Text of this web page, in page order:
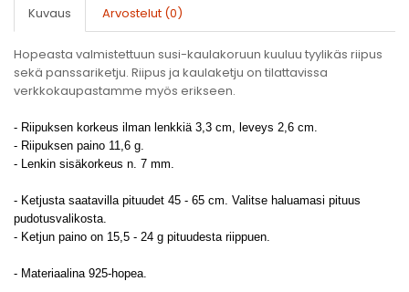
Kuvaus Arvostelut (0)
Hopeasta valmistettuun susi-kaulakoruun kuuluu tyylikäs riipus
sekä panssariketju. Riipus ja kaulaketju on tilattavissa
verkkokaupastamme myös erikseen.
- Riipuksen korkeus ilman lenkkiä 3,3 cm, leveys 2,6 cm.
- Riipuksen paino 11,6 g.
- Lenkin sisäkorkeus n. 7 mm.
- Ketjusta saatavilla pituudet 45 - 65 cm. Valitse haluamasi pituus
pudotusvalikosta.
- Ketjun paino on 15,5 - 24 g pituudesta riippuen.
- Materiaalina 925-hopea.